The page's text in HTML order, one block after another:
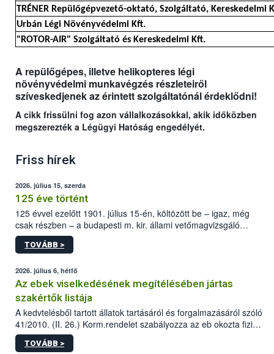
TRÉNER Repülőgépvezető-oktató, Szolgáltató, Kereskedelmi
Urbán Légi Növényvédelmi Kft.
"ROTOR-AIR" Szolgáltató és Kereskedelmi Kft.
A repülőgépes, illetve helikopteres légi
növényvédelmi munkavégzés részleteiről
szíveskedjenek az érintett szolgáltatónál érdeklődni!
A cikk frissülni fog azon vállalkozásokkal, akik időközben
megszerezték a Légügyi Hatóság engedélyét.
Friss hírek
2026. július 15, szerda
125 éve történt
125 évvel ezelőtt 1901. július 15-én, költözött be – igaz, még
csak részben – a budapesti m. kir. állami vetőmagvizsgáló
állomás a Kis Rókus utca 15. szám alatti, Czigler Győző által
tervezett új épületébe.
TOVÁBB >
2026. július 6, hétfő
Az ebek viselkedésének megítélésében jártas
szakértők listája
A kedvtelésből tartott állatok tartásáról és forgalmazásáról szóló
41/2010. (II. 26.) Korm.rendelet szabályozza az eb okozta fizikai
sérülés, illetve ennek veszélye keletkezésekor felmerülő
hatósági feladatokat, valamint a veszélyes eb tartását és annak
TOVÁBB >